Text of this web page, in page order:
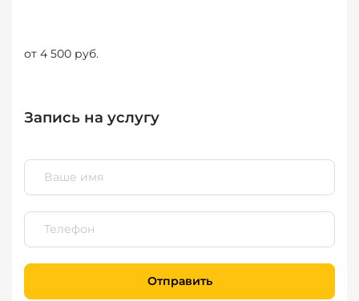
от 4 500 руб.
Запись на услугу
Отправить